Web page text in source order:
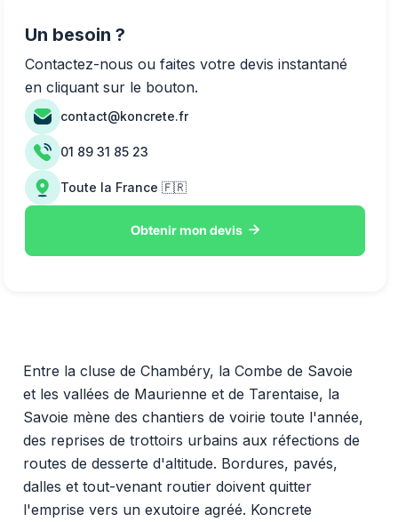
Entre la cluse de Chambéry, la Combe de Savoie
et les vallées de Maurienne et de Tarentaise, la
Savoie mène des chantiers de voirie toute l'année,
des reprises de trottoirs urbains aux réfections de
routes de desserte d'altitude. Bordures, pavés,
dalles et tout-venant routier doivent quitter
l'emprise vers un exutoire agréé. Koncrete
Un besoin ?
Contactez-nous ou faites votre devis instantané
en cliquant sur le bouton.
contact@koncrete.fr
01 89 31 85 23
Toute la France 🇫🇷
Obtenir mon devis 